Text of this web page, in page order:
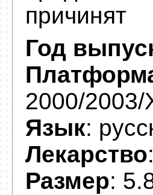
причинят
Год
2000/2003/
Язык:
Лекарство
Размер: